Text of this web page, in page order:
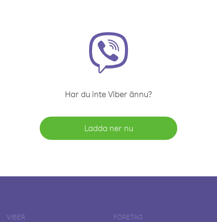
Har du inte Viber ännu?
Ladda ner nu
VIBER FÖRETAG